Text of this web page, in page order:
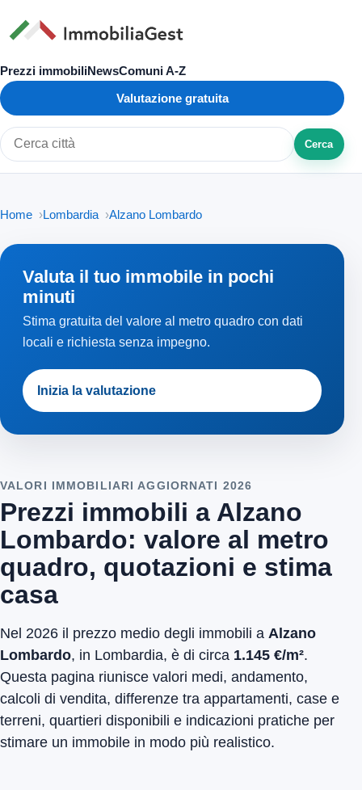
Prezzi immobiliNewsComuni A-Z
Valutazione gratuita
Cerca città o zona
Cerca
Home Lombardia Alzano Lombardo
Valuta il tuo immobile in pochi
minuti
Stima gratuita del valore al metro quadro con dati
locali e richiesta senza impegno.
Inizia la valutazione
VALORI IMMOBILIARI AGGIORNATI 2026
Prezzi immobili a Alzano
Lombardo: valore al metro
quadro, quotazioni e stima
casa
Nel 2026 il prezzo medio degli immobili a Alzano
Lombardo, in Lombardia, è di circa 1.145 €/m².
Questa pagina riunisce valori medi, andamento,
calcoli di vendita, differenze tra appartamenti, case e
terreni, quartieri disponibili e indicazioni pratiche per
stimare un immobile in modo più realistico.